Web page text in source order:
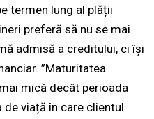
termen lung al plății
preferă să nu se mai
admisă a creditului, ci își
”Maturitatea
mică decât perioada
de viață în care clientul